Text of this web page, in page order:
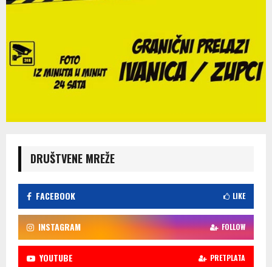
DRUŠTVENE MREŽE
FACEBOOK LIKE
INSTAGRAM FOLLOW
YOUTUBE PRETPLATA